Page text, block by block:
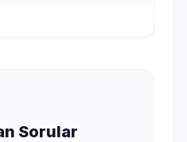
Sorular